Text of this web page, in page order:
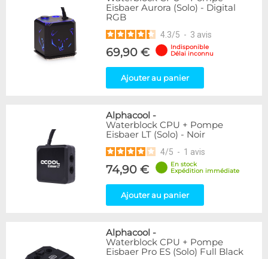
Eisbaer Aurora (Solo) - Digital
RGB
4.3/5 - 3 avis
69,90 €
Indisponible
Délai inconnu
Ajouter au panier
Alphacool -
Waterblock CPU + Pompe
Eisbaer LT (Solo) - Noir
4/5 - 1 avis
74,90 €
En stock
Expédition immédiate
Ajouter au panier
Alphacool -
Waterblock CPU + Pompe
Eisbaer Pro ES (Solo) Full Black